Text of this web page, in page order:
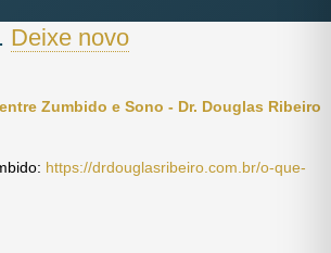
. Deixe novo
Zumbido e Sono - Dr. Douglas Ribeiro
https://drdouglasribeiro.com.br/o-que-